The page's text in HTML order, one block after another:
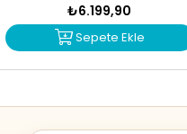
₺6.199,90
Sepete Ekle